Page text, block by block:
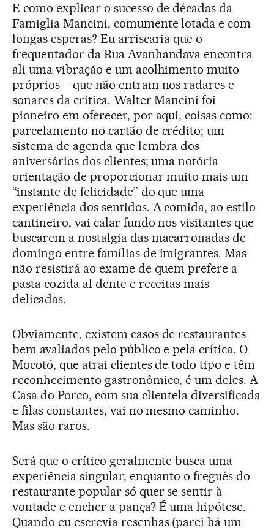
E como explicar o sucesso de décadas da
Famiglia Mancini, comumente lotada e com
longas esperas? Eu arriscaria que o
frequentador da Rua Avanhandava encontra
ali uma vibração e um acolhimento muito
próprios – que não entram nos radares e
sonares da crítica. Walter Mancini foi
pioneiro em oferecer, por aqui, coisas como:
parcelamento no cartão de crédito; um
sistema de agenda que lembra dos
aniversários dos clientes; uma notória
orientação de proporcionar muito mais um
“instante de felicidade” do que uma
experiência dos sentidos. A comida, ao estilo
cantineiro, vai calar fundo nos visitantes que
buscarem a nostalgia das macarronadas de
domingo entre famílias de imigrantes. Mas
não resistirá ao exame de quem prefere a
pasta cozida al dente e receitas mais
delicadas.
Obviamente, existem casos de restaurantes
bem avaliados pelo público e pela crítica. O
Mocotó, que atrai clientes de todo tipo e têm
reconhecimento gastronômico, é um deles. A
Casa do Porco, com sua clientela diversificada
e filas constantes, vai no mesmo caminho.
Mas são raros.
Será que o crítico geralmente busca uma
experiência singular, enquanto o freguês do
restaurante popular só quer se sentir à
vontade e encher a pança? É uma hipótese.
Quando eu escrevia resenhas (parei há um